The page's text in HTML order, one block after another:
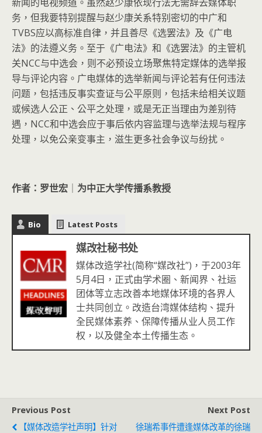
务，但我要特别提醒与赵少康关系特别密切的中广和
TVBS应以高标准自律，并且善尽《选罢法》及《广电
法》的法遵义务。至于《广电法》和《选罢法》的主管机
关NCC与中选会，则不必预设立场聚焦特定媒体的选举报
导与评论内容。广电媒体的选举新闻与评论若有任何违法
问题，包括违反事实查证与公平原则，包括未给相关议题
或候选人公正、公平之处理，或是无正当理由为差别待
遇，NCC和中选会应于事后依内容监理与选举法规与程序
处理，以免公亲变事主，滋生更多社会争议与纷扰。
作者：罗世宏 为中正大学传播系教授
Bio Latest Posts
媒改社秘书处
媒体改造学社(简称“媒改社”)，于2003年
5月4日，正式由学术圈、新闻界、社运
团体等立志改善本地媒体环境的各界人
士共同创立。改造台湾媒体结构、提升
全民媒体素养、保障传播从业人员工作
权，以及健全本土传播生态。
Previous Post
【媒体改造学社声明】针对
Next Post
徐瑞希事件遭逢媒体改革的徐瑞